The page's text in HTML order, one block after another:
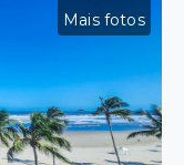
Mais fotos